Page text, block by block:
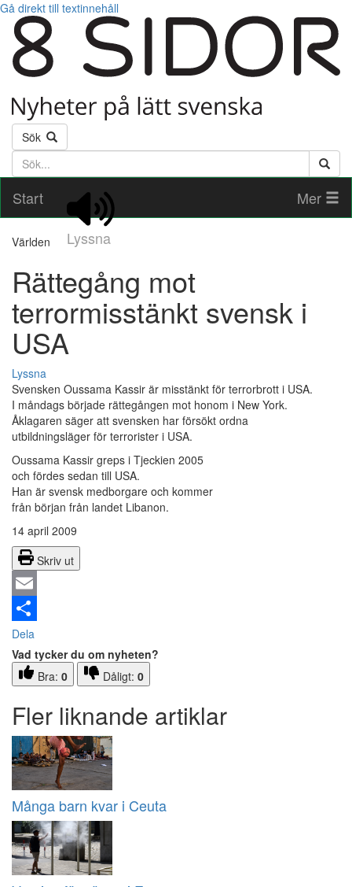
Gå direkt till textinnehåll
Sök
Söktext
Start
Lyssna
Mer
Världen
Rättegång mot
terrormisstänkt svensk i
USA
Lyssna
Svensken Oussama Kassir är misstänkt för terrorbrott i USA.
I måndags började rättegången mot honom i New York.
Åklagaren säger att svensken har försökt ordna
utbildningsläger för terrorister i USA.
Oussama Kassir greps i Tjeckien 2005
och fördes sedan till USA.
Han är svensk medborgare och kommer
från början från landet Libanon.
14 april 2009
Skriv ut
Email
Dela
Vad tycker du om nyheten?
Bra: 0 Dåligt: 0
Fler liknande artiklar
Många barn kvar i Ceuta